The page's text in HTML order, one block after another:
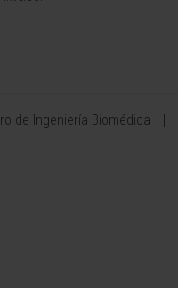
de Ingeniería Biomédica